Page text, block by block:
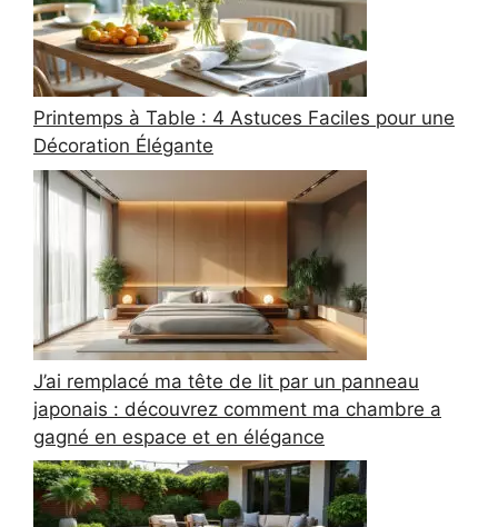
Printemps à Table : 4 Astuces Faciles pour une
Décoration Élégante
J’ai remplacé ma tête de lit par un panneau
japonais : découvrez comment ma chambre a
gagné en espace et en élégance